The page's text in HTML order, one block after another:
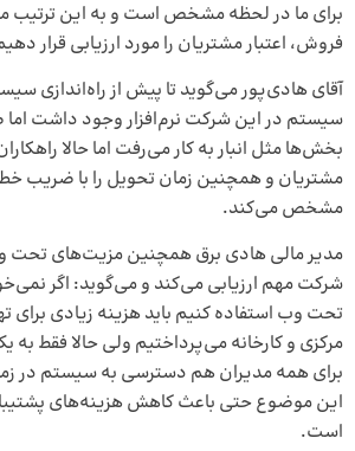
برای ما در لحظه مشخص است و به این ترتیب
فروش، اعتبار مشتریان را مورد ارزیابی قرار
آقای هادی‌پور می‌گوید تا پیش از راه‌اندازی
سیستم در این شرکت نرم‌افزار وجود داشت اما
بخش‌ها مثل انبار به کار می‌رفت اما حالا
مشتریان و همچنین زمان تحویل را با ضریب
مشخص می‌کند.
مدیر مالی هادی برق همچنین مزیت‌های تحت
شرکت مهم ارزیابی می‌کند و می‌گوید: اگر
تحت وب استفاده کنیم باید هزینه زیادی برای
مرکزی و کارخانه می‌پرداختیم ولی حالا فقط به
برای همه مدیران هم دسترسی به سیستم در
این موضوع حتی باعث کاهش هزینه‌های
است.